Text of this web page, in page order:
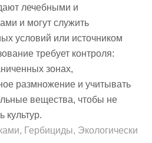
лечебными и
и могут служить
условий или источником
требует контроля:
зонах,
размножение и учитывать
вещества, чтобы не
культур.
, Гербициды, Экологически